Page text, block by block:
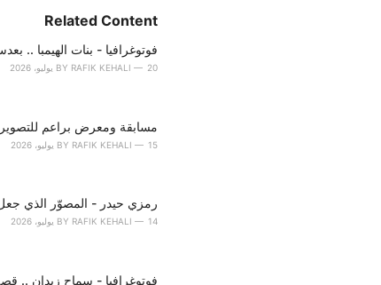
e
o
r
:
Related Content
فوتوغرافيا - بنات الهيمبا ..
BY RAFIK KEHALI 20 يوليو، 2026
مسابقة ومعرض براعم للتصوير
BY RAFIK KEHALI 15 يوليو، 2026
رمزي حيدر - المصوّر الذي جعل
BY RAFIK KEHALI 14 يوليو، 2026
فوتوغرافيا - سماح زيدان ..